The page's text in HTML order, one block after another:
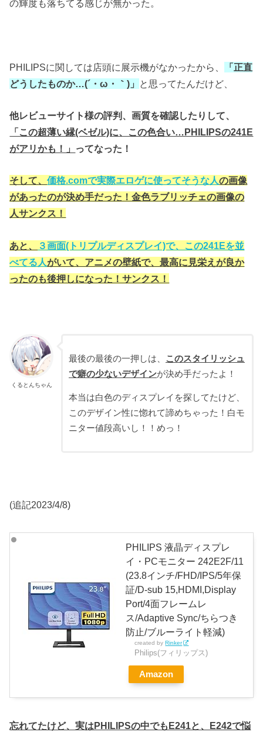
の輝度も落ちてる感じが無かった。
PHILIPSに関しては店頭に展示機がなかったから、
「正直
どうしたものか…(´・ω・｀)」
と思ってたんだけど、
他レビューサイト様の評判、画質を確認したりして、
「この超薄い縁(ベゼル)に、この色合い…PHILIPSの241E
がアリかも！」 ってなった！
そして、価格.comで実際エロゲに使ってそうな人の画像
があったのが決め手だった！金色ラブリッチェの画像の
人サンクス！
あと、
３画面(トリプルディスプレイ)で、この241Eを並
べてる人がいて、アニメの壁紙で、最高に見栄えが良か
ったのも後押しになった！サンクス！
くるとんちゃん
最後の最後の一押しは、 このスタイリッシュ
で癖の少ないデザインが決め手だったよ！
本当は白色のディスプレイを探してたけど、
このデザイン性に惚れて諦めちゃった！白モ
ニター値段高いし！！めっ！
(追記2023/4/8)
PHILIPS 液晶ディスプレ
イ・PCモニター 242E2F/11
(23.8インチ/FHD/IPS/5年保
証/D-sub 15,HDMI,Display
Port/4面フレームレ
ス/Adaptive Sync/ちらつき
防止/ブルーライト軽減)
created by Rinker
Philips(フィリップス)
Amazon
忘れてたけど、実はPHILIPSの中でもE241と、E242で悩